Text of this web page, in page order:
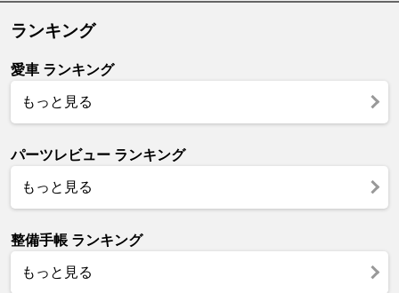
ランキング
愛車 ランキング
もっと見る
パーツレビュー ランキング
もっと見る
整備手帳 ランキング
もっと見る